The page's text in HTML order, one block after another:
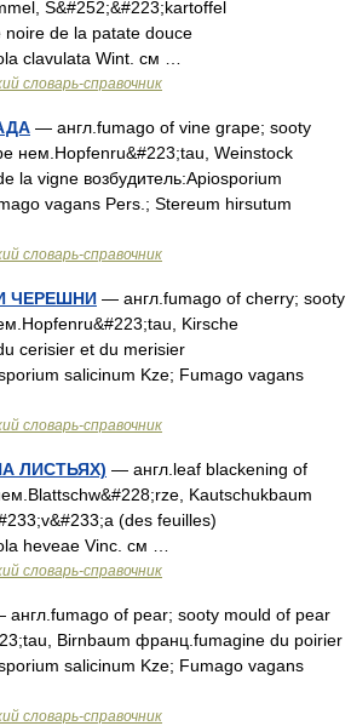
S&#252;&#223;kartoffel
de la patate douce
clavulata Wint. см …
словарь-справочник
— англ.fumago of vine grape; sooty
нем.Hopfenru&#223;tau, Weinstock
la vigne возбудитель:Apiosporium
vagans Pers.; Stereum hirsutum
словарь-справочник
ЧЕРЕШНИ — англ.fumago of cherry; sooty
Kirsche
cerisier et du merisier
salicinum Kze; Fumago vagans
словарь-справочник
ЛИСТЬЯХ) — англ.leaf blackening of
Kautschukbaum
(des feuilles)
heveae Vinc. см …
словарь-справочник
англ.fumago of pear; sooty mould of pear
Birnbaum франц.fumagine du poirier
salicinum Kze; Fumago vagans
словарь-справочник